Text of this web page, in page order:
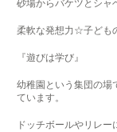
砂場からバケツとシャ
柔軟な発想力☆子ども
『遊びは学び』
幼稚園という集団の場
ています。
ドッチボールやリレー